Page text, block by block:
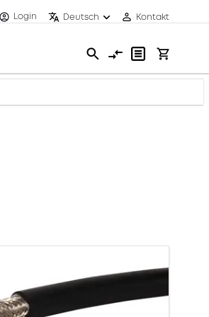
Login Deutsch Kontakt